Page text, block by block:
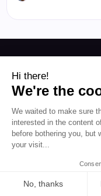
Favikon
Influencer-
alle demokratisieren.
Hi there!
We're the
We waited to make sure
interested in the content
before bothering you, but
your visit...
No, thanks